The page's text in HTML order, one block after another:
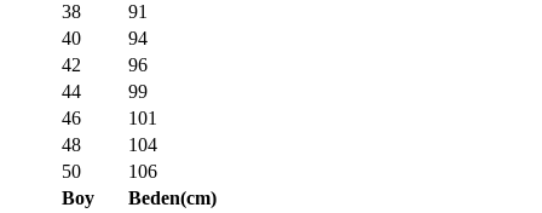
38
91
40
94
42
96
44
99
46
101
48
104
50
106
Boy
Beden(cm)